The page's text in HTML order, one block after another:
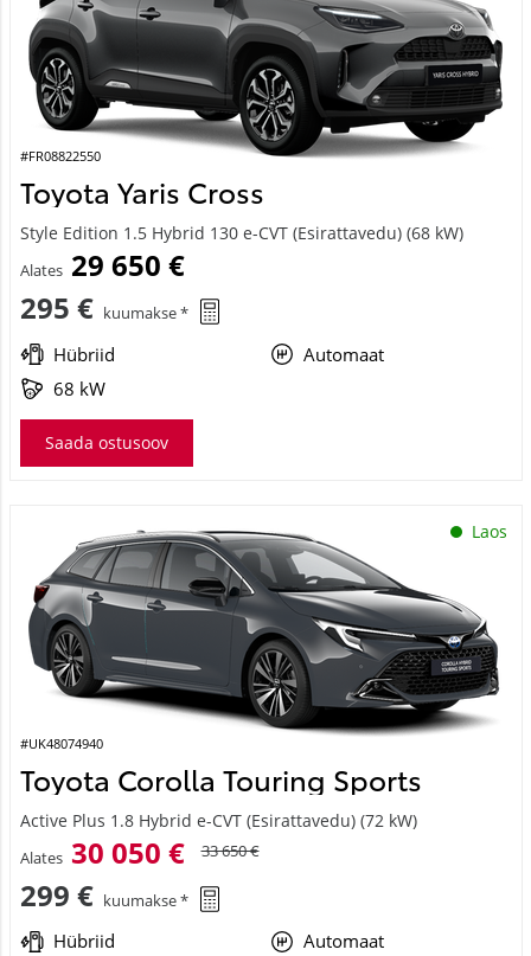
#FR08822550
Toyota Yaris Cross
Style Edition 1.5 Hybrid 130 e-CVT (Esirattavedu) (68 kW)
Alates 29 650 €
295 € kuumakse *
Hübriid
Automaat
68 kW
Saada ostusoov
Laos
#UK48074940
Toyota Corolla Touring Sports
Active Plus 1.8 Hybrid e-CVT (Esirattavedu) (72 kW)
Alates 30 050 € 33 650 €
299 € kuumakse *
Hübriid
Automaat